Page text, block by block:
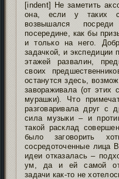
[indent] Не заметить
она, если у таких
возвышался посреди
посередине, как бы
и только на него.
задачкой, и экспедиции
этажей развалин,
своих
останутся здесь,
завораживала (от этих
мурашки). Что
разговаривала друг с
сила музыки – и
такой расклад
было заговорить
сосредоточенные лица
идеи отказалась –
ум, да и ей самой
задачи как-то не